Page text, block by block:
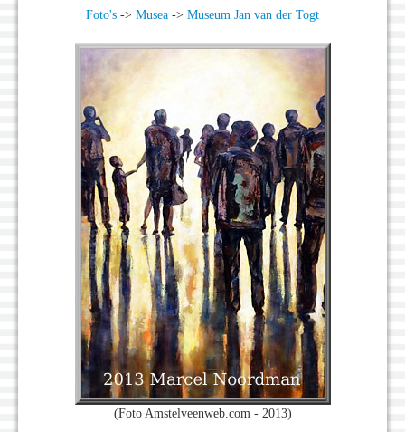
Foto's -> Musea -> Museum Jan van der Togt
(Foto Amstelveenweb.com - 2013)